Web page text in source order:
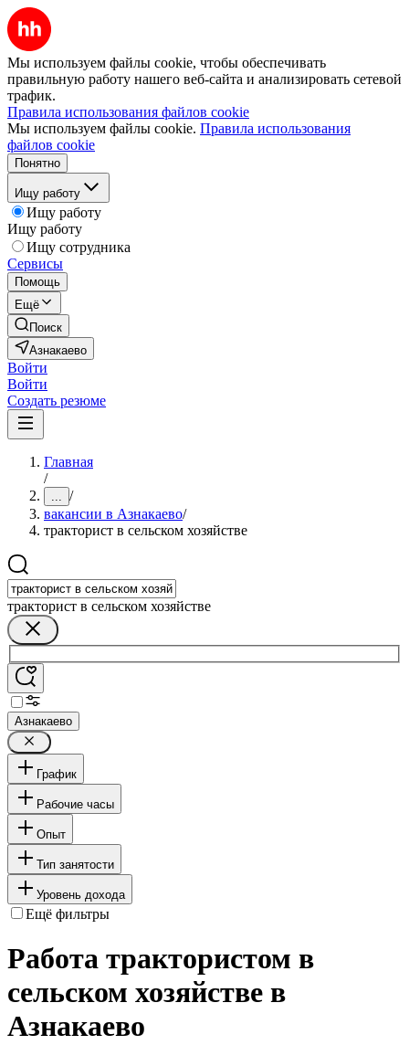
Мы используем файлы cookie, чтобы обеспечивать
правильную работу нашего веб-сайта и анализировать сетевой
трафик.
Правила использования файлов cookie
Мы используем файлы cookie. Правила использования
файлов cookie
Понятно
Ищу работу
Ищу работу
Ищу работу
Ищу сотрудника
Сервисы
Помощь
Ещё
Поиск
Азнакаево
Войти
Войти
Создать резюме
Главная
/
... /
вакансии в Азнакаево/
тракторист в сельском хозяйстве
тракторист в сельском хозяйстве
Азнакаево
График
Рабочие часы
Опыт
Тип занятости
Уровень дохода
Ещё фильтры
Работа трактористом в
сельском хозяйстве в
Азнакаево